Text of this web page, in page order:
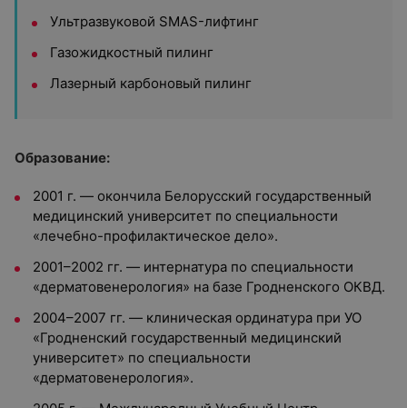
Ультразвуковой SMAS-лифтинг
Газожидкостный пилинг
Лазерный карбоновый пилинг
Образование:
2001 г. — окончила Белорусский государственный
медицинский университет по специальности
«лечебно-профилактическое дело».
2001–2002 гг. — интернатура по специальности
«дерматовенерология» на базе Гродненского ОКВД.
2004–2007 гг. — клиническая ординатура при УО
«Гродненский государственный медицинский
университет» по специальности
«дерматовенерология».